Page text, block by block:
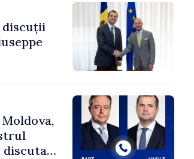
discuții
discutat